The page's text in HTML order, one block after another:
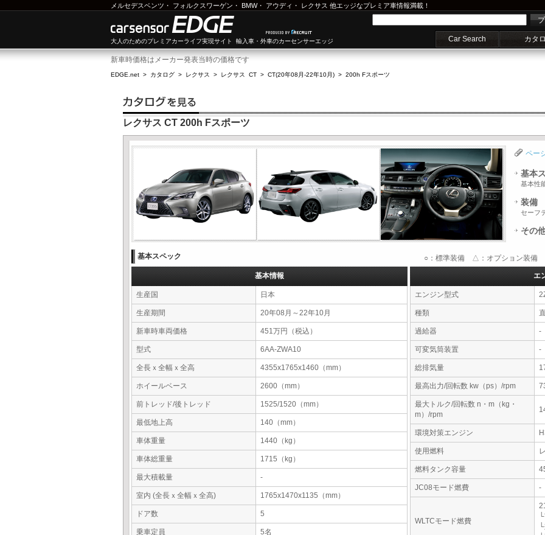
メルセデスベンツ ・ フォルクスワーゲン ・ BMW・ アウディ ・ レクサス 他エッジなプレミア車情報満載！
大人のためのプレミアカーライフ実現サイト 輸入車・外車のカーセンサーエッジ Car Search カタ
新車時価格はメーカー発表当時の価格です
EDGE.net > カタログ > レクサス > レクサス CT > CT(20年08月-22年10月) > 200h Fスポーツ
レクサス CT 200h Fスポーツ
ペー
基本
基本性
装備
セーフ
その
基本スペック ○：標準装備 △：オプション装備 -
基本情報
生産国 日本
生産期間 20年08月～22年10月
新車時車両価格 451万円（税込）
型式 6AA-ZWA10
全長ｘ全幅ｘ全高 4355x1765x1460（mm）
ホイールベース 2600（mm）
前トレッド/後トレッド 1525/1520（mm）
最低地上高 140（mm）
車体重量 1440（kg）
車体総重量 1715（kg）
最大積載量 -
室内 (全長ｘ全幅ｘ全高) 1765x1470x1135（mm）
ドア数 5
乗車定員 5名
エ
エンジン型式
種類
過給器 -
可変気筒装置 -
総排気量
最高出力/回転数 kw（ps）/rpm
最大トルク/回転数 n・m（kg・
m）/rpm
環境対策エンジン
使用燃料
燃料タンク容量
JC08モード燃費 -
WLTCモード燃費